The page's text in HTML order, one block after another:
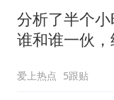
分析了半个
谁和谁一伙，
爱上热点 5跟贴